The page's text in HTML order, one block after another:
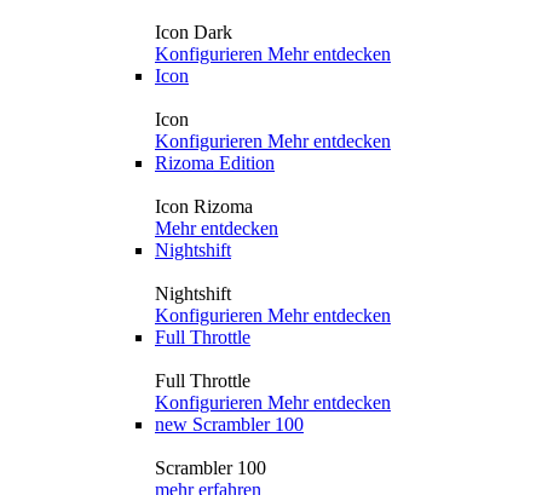
Icon Dark
Konfigurieren Mehr entdecken
Icon
Icon
Konfigurieren Mehr entdecken
Rizoma Edition
Icon Rizoma
Mehr entdecken
Nightshift
Nightshift
Konfigurieren Mehr entdecken
Full Throttle
Full Throttle
Konfigurieren Mehr entdecken
new Scrambler 100
Scrambler 100
mehr erfahren